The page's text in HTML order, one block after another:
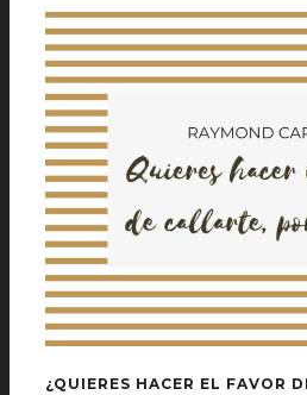
¿QUIERES HACER EL FAVOR